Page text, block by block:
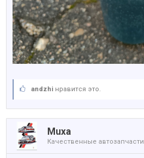
аndzhi нравится это.
Muxa
Качественные автозапчасти